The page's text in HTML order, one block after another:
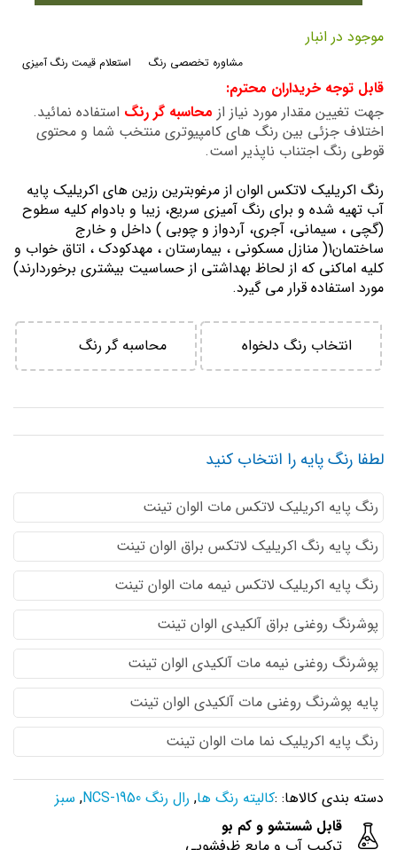
ابتدای
گالری
موجود در انبار
استعلام قیمت رنگ آمیزی مشاوره تخصصی رنگ
قابل توجه خریداران محترم:
جهت تغیین مقدار مورد نیاز از محاسبه گر رنگ استفاده نمائید.
اختلاف جزئی بین رنگ های کامپیوتری منتخب شما و محتوی
قوطی رنگ اجتناب ناپذیر است.
رنگ اكريليك لاتكس الوان از مرغوبترين رزين هاي اكريليك پايه
آب تهيه شده و برای رنگ آمیزی سریع، زیبا و بادوام کلیه سطوح
(گچی ، سیمانی، آجری، آردواز و چوبی ) داخل و خارج
ساختمان1( منازل مسكوني ، بيمارستان ، مهدكودك ، اتاق خواب و
كليه اماكني كه از لحاظ بهداشتي از حساسيت بيشتري برخوردارند)
مورد استفاده قرار می گیرد.
انتخاب رنگ دلخواه محاسبه گر رنگ
لطفا رنگ پایه را انتخاب کنید
رنگ پایه اكريليك لاتكس مات الوان تینت
رنگ پایه رنگ اكريليك لاتكس براق الوان تینت
رنگ پایه اكريليك لاتكس نيمه مات الوان تینت
پوشرنگ روغنی براق آلکیدی الوان تینت
پوشرنگ روغنی نیمه مات آلکیدی الوان تینت
پایه پوشرنگ روغنی مات آلکیدی الوان تینت
رنگ پایه اکریلیک نما مات الوان تینت
دسته بندی کالاها: :کالیته رنگ ها, رال رنگ NCS-1950 , سبز
قابل شستشو و کم بو